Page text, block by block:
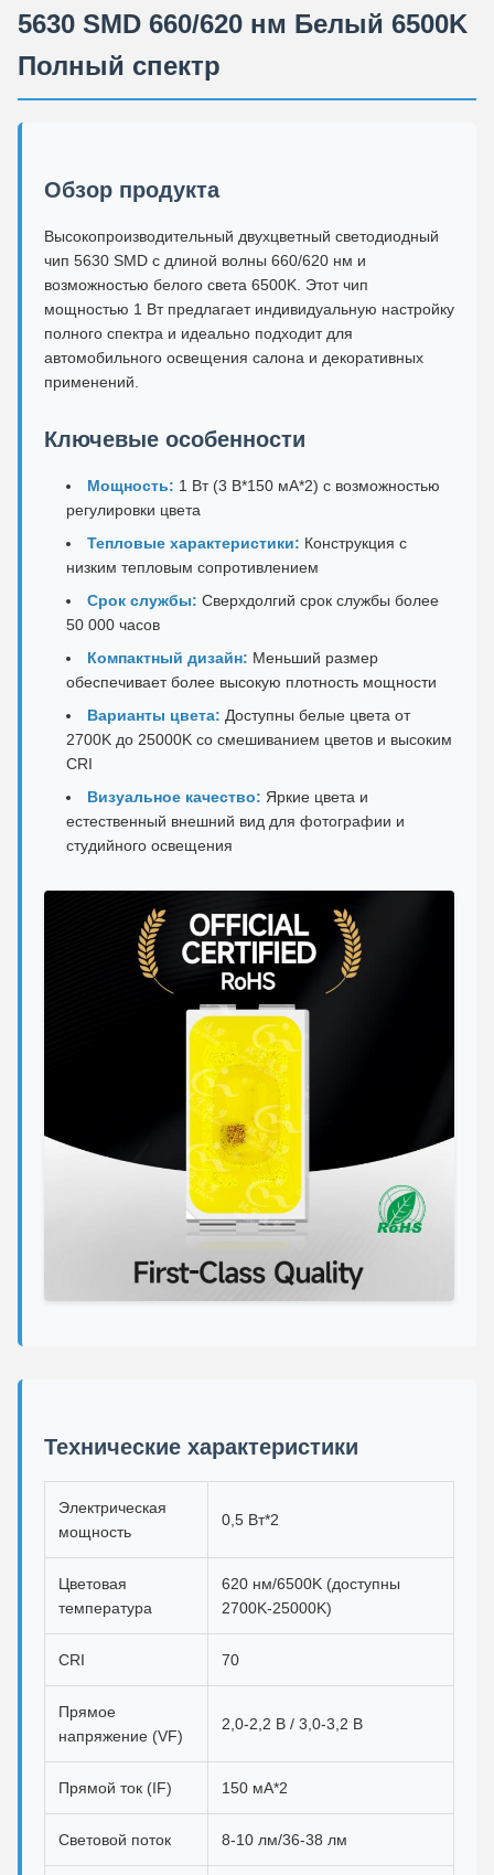
5630 SMD 660/620 нм Белый 6500K
Полный спектр
Обзор продукта
Высокопроизводительный двухцветный светодиодный
чип 5630 SMD с длиной волны 660/620 нм и
возможностью белого света 6500K. Этот чип
мощностью 1 Вт предлагает индивидуальную настройку
полного спектра и идеально подходит для
автомобильного освещения салона и декоративных
применений.
Ключевые особенности
Мощность: 1 Вт (3 В*150 мА*2) с возможностью
регулировки цвета
Тепловые характеристики: Конструкция с
низким тепловым сопротивлением
Срок службы: Сверхдолгий срок службы более
50 000 часов
Компактный дизайн: Меньший размер
обеспечивает более высокую плотность мощности
Варианты цвета: Доступны белые цвета от
2700K до 25000K со смешиванием цветов и высоким
CRI
Визуальное качество: Яркие цвета и
естественный внешний вид для фотографии и
студийного освещения
Технические характеристики
Электрическая
мощность
0,5 Вт*2
Цветовая
температура
620 нм/6500K (доступны
2700K-25000K)
CRI 70
Прямое
напряжение (VF)
2,0-2,2 В / 3,0-3,2 В
Прямой ток (IF) 150 мА*2
Световой поток 8-10 лм/36-38 лм